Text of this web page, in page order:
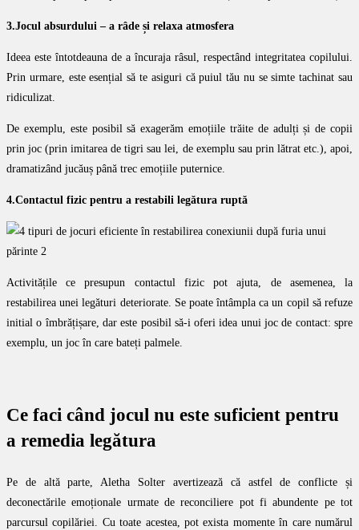
3.Jocul absurdului – a râde și relaxa atmosfera
Ideea este întotdeauna de a încuraja râsul, respectând integritatea copilului.
Prin urmare, este esențial să te asiguri că puiul tău nu se simte tachinat sau
ridiculizat.
De exemplu, este posibil să exagerăm emoțiile trăite de adulți și de copii
prin joc (prin imitarea de tigri sau lei, de exemplu sau prin lătrat etc.), apoi,
dramatizând jucăuș până trec emoțiile puternice.
4.Contactul fizic pentru a restabili legătura ruptă
Activitățile ce presupun contactul fizic pot ajuta, de asemenea, la
restabilirea unei legături deteriorate. Se poate întâmpla ca un copil să refuze
initial o îmbrățișare, dar este posibil să-i oferi idea unui joc de contact: spre
exemplu, un joc în care bateți palmele.
Ce faci când jocul nu este suficient pentru
a remedia legătura
Pe de altă parte, Aletha Solter avertizează că astfel de conflicte și
deconectările emoționale urmate de reconciliere pot fi abundente pe tot
parcursul copilăriei. Cu toate acestea, pot exista momente în care numărul